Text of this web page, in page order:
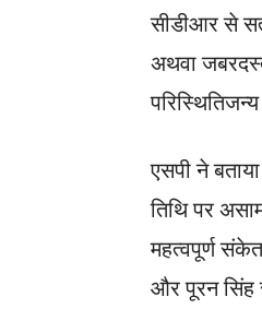
सीडीआर से
अथवा
एसपी ने
तिथि पर
महत्वपूर्ण
और पूरन सिंह